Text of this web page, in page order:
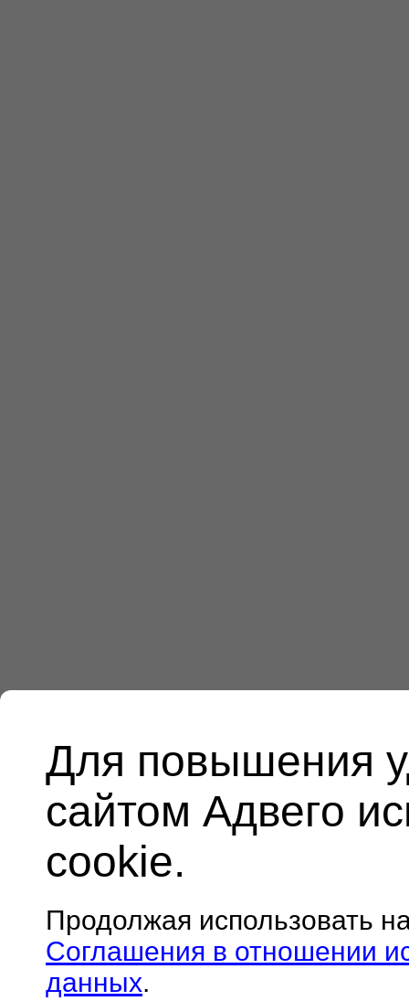
Для повышения
сайтом Адвего
cookie.
Продолжая использовать
Соглашения в отношении
данных.